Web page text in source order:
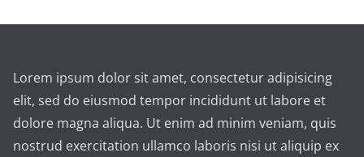
Lorem ipsum dolor sit amet, consectetur adipisicing
elit, sed do eiusmod tempor incididunt ut labore et
dolore magna aliqua. Ut enim ad minim veniam, quis
nostrud exercitation ullamco laboris nisi ut aliquip ex